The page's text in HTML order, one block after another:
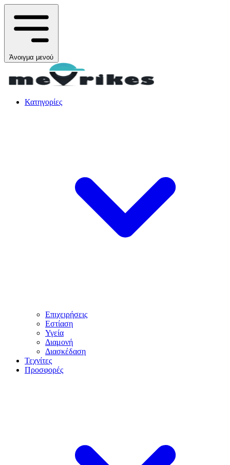
Άνοιγμα μενού
Κατηγορίες
Επιχειρήσεις
Εστίαση
Υγεία
Διαμονή
Διασκέδαση
Τεχνίτες
Προσφορές